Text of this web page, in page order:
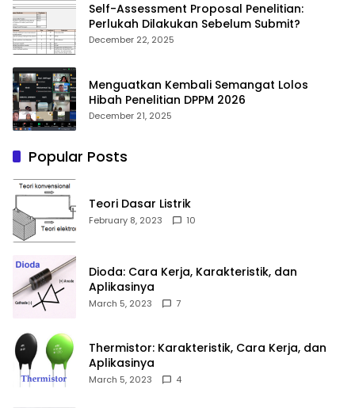
Self-Assessment Proposal Penelitian:
Perlukah Dilakukan Sebelum Submit?
December 22, 2025
Menguatkan Kembali Semangat Lolos
Hibah Penelitian DPPM 2026
December 21, 2025
Popular Posts
Teori Dasar Listrik
February 8, 2023 10
Dioda: Cara Kerja, Karakteristik, dan
Aplikasinya
March 5, 2023 7
Thermistor: Karakteristik, Cara Kerja, dan
Aplikasinya
March 5, 2023 4